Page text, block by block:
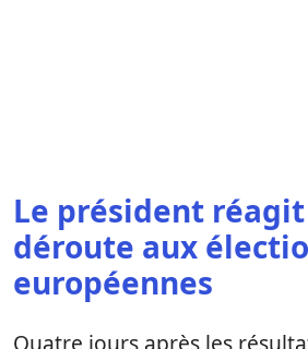
Le président réagit
déroute aux
européennes
Quatre jours après les